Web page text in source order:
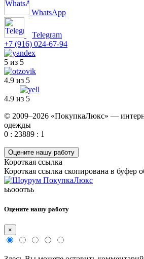
WhatsApp
Telegram
+7 (916) 024-67-94
5 из 5
4.9 из 5
4.9 из 5
© 2009–2026 «ПокупкаЛюкс» —
одежды
0 : 23889 : 1
Оцените нашу работу
Короткая ссылка
Короткая ссылка скопирована в буфер
ььооотьь
Оцените нашу работу
×